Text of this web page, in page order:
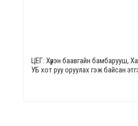
ЦЕГ: Хүрэн баавгайн бамбарууш,
УБ хот руу оруулах гэж байсан